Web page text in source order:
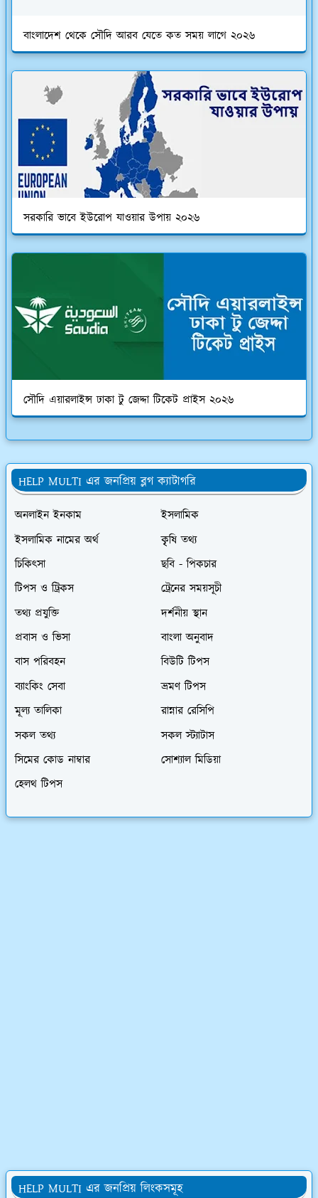
বাংলাদেশ থেকে সৌদি আরব যেতে কত সময় লাগে ২০২৬
সরকারি ভাবে ইউরোপ যাওয়ার উপায় ২০২৬
সৌদি এয়ারলাইন্স ঢাকা টু জেদ্দা টিকেট প্রাইস ২০২৬
HELP MULTI এর জনপ্রিয় ব্লগ ক্যাটাগরি
অনলাইন ইনকাম
ইসলামিক
ইসলামিক নামের অর্থ
কৃৃষি তথ্য
চিকিৎসা
ছবি - পিকচার
টিপস ও ট্রিকস
ট্রেনের সময়সূচী
তথ্য প্রযুক্তি
দর্শনীয় স্থান
প্রবাস ও ভিসা
বাংলা অনুবাদ
বাস পরিবহন
বিউটি টিপস
ব্যাংকিং সেবা
ভ্রমণ টিপস
মূল্য তালিকা
রান্নার রেসিপি
সকল তথ্য
সকল স্ট্যাটাস
সিমের কোড নাম্বার
সোশ্যাল মিডিয়া
হেলথ টিপস
HELP MULTI এর জনপ্রিয় লিংকসমূহ